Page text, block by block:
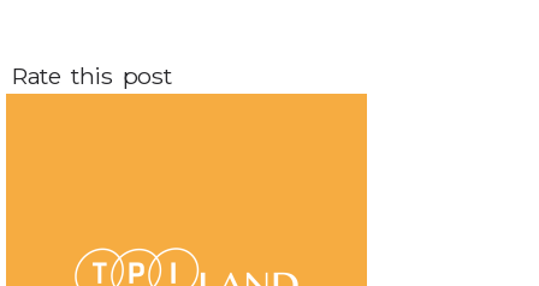
Rate this post